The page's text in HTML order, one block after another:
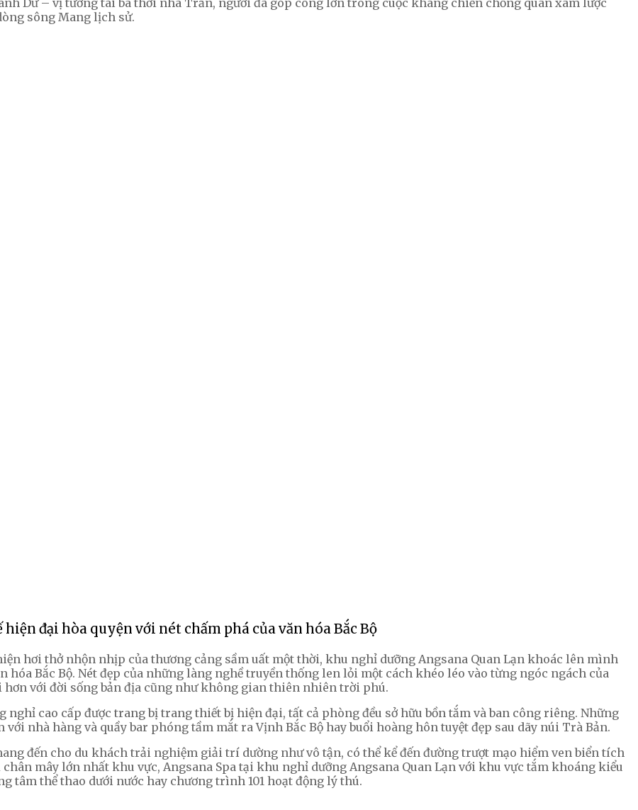
Dư – vị tướng tài ba thời nhà Trần, người đã góp công lớn trong cuộc kháng chiến chống quân xâm lược
sông Mang lịch sử.
đại hòa quyện với nét chấm phá của văn hóa Bắc Bộ
hơi thở nhộn nhịp của thương cảng sầm uất một thời, khu nghỉ dưỡng Angsana Quan Lạn khoác lên mình
Bắc Bộ. Nét đẹp của những làng nghề truyền thống len lỏi một cách khéo léo vào từng ngóc ngách của
với đời sống bản địa cũng như không gian thiên nhiên trời phú.
nghỉ cao cấp được trang bị trang thiết bị hiện đại, tất cả phòng đều sở hữu bồn tắm và ban công riêng. Những
nhà hàng và quầy bar phóng tầm mắt ra Vịnh Bắc Bộ hay buổi hoàng hôn tuyệt đẹp sau dãy núi Trà Bản.
đến cho du khách trải nghiệm giải trí dường như vô tận, có thể kể đến đường trượt mạo hiểm ven biển tích
mây lớn nhất khu vực, Angsana Spa tại khu nghỉ dưỡng Angsana Quan Lạn với khu vực tắm khoáng kiểu
tâm thể thao dưới nước hay chương trình 101 hoạt động lý thú.